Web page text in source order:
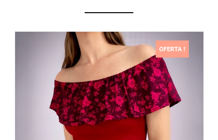
OFERTA !